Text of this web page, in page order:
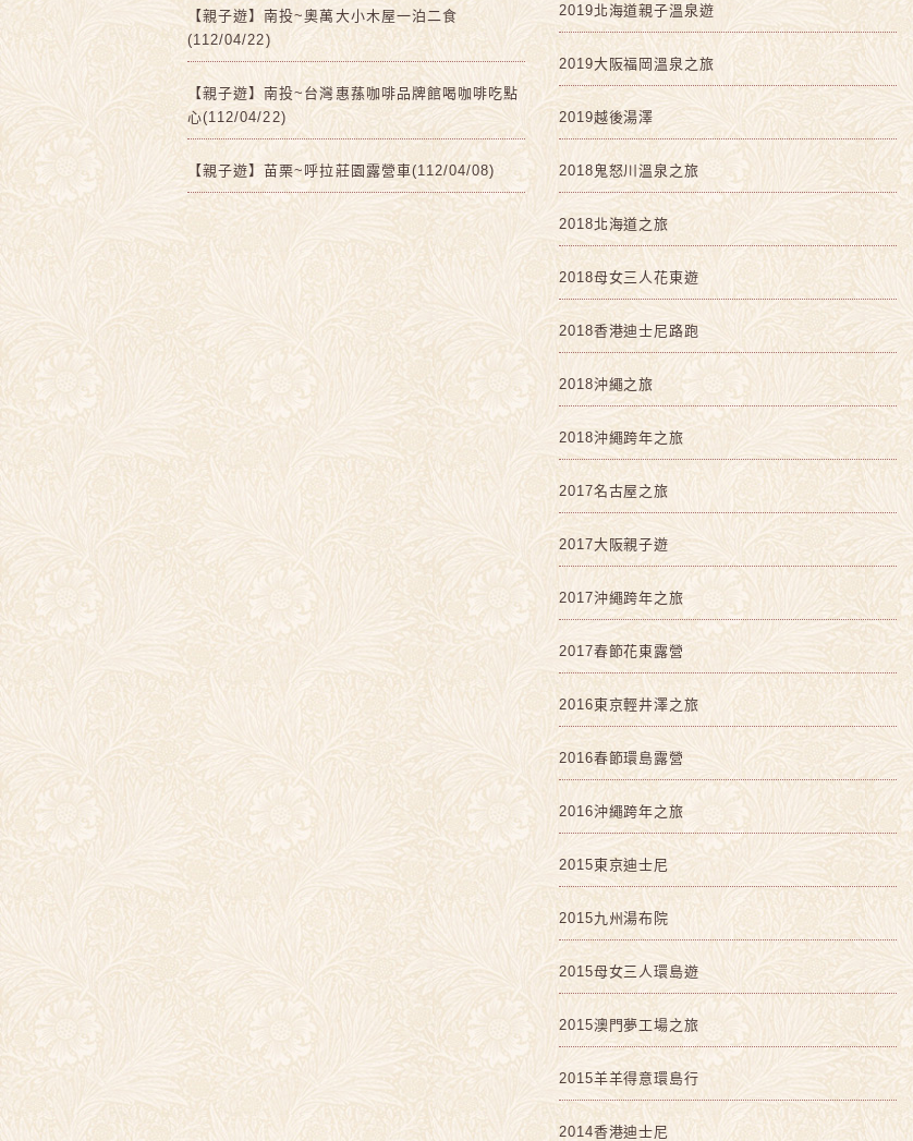
【親子遊】南投~奧萬大小木屋一泊二食
(112/04/22)
【親子遊】南投~台灣惠蓀咖啡品牌館喝咖啡吃點
心(112/04/22)
【親子遊】苗栗~呼拉莊園露營車(112/04/08)
2019北海道親子溫泉遊
2019大阪福岡溫泉之旅
2019越後湯澤
2018鬼怒川溫泉之旅
2018北海道之旅
2018母女三人花東遊
2018香港迪士尼路跑
2018沖繩之旅
2018沖繩跨年之旅
2017名古屋之旅
2017大阪親子遊
2017沖繩跨年之旅
2017春節花東露營
2016東京輕井澤之旅
2016春節環島露營
2016沖繩跨年之旅
2015東京迪士尼
2015九州湯布院
2015母女三人環島遊
2015澳門夢工場之旅
2015羊羊得意環島行
2014香港迪士尼